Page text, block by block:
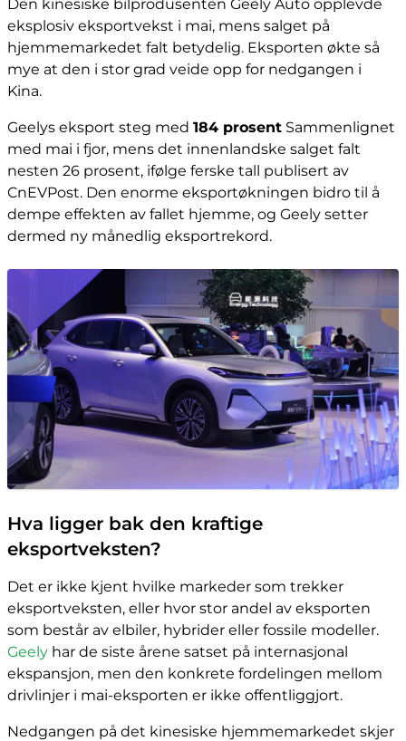
Den kinesiske bilprodusenten Geely Auto opplevde
eksplosiv eksportvekst i mai, mens salget på
hjemmemarkedet falt betydelig. Eksporten økte så
mye at den i stor grad veide opp for nedgangen i
Kina.
Geelys eksport steg med 184 prosent Sammenlignet
med mai i fjor, mens det innenlandske salget falt
nesten 26 prosent, ifølge ferske tall publisert av
CnEVPost. Den enorme eksportøkningen bidro til å
dempe effekten av fallet hjemme, og Geely setter
dermed ny månedlig eksportrekord.
Hva ligger bak den kraftige
eksportveksten?
Det er ikke kjent hvilke markeder som trekker
eksportveksten, eller hvor stor andel av eksporten
som består av elbiler, hybrider eller fossile modeller.
Geely har de siste årene satset på internasjonal
ekspansjon, men den konkrete fordelingen mellom
drivlinjer i mai-eksporten er ikke offentliggjort.
Nedgangen på det kinesiske hjemmemarkedet skjer